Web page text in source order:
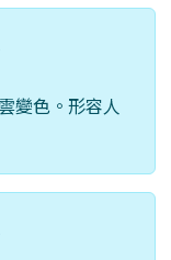
變色。形容人